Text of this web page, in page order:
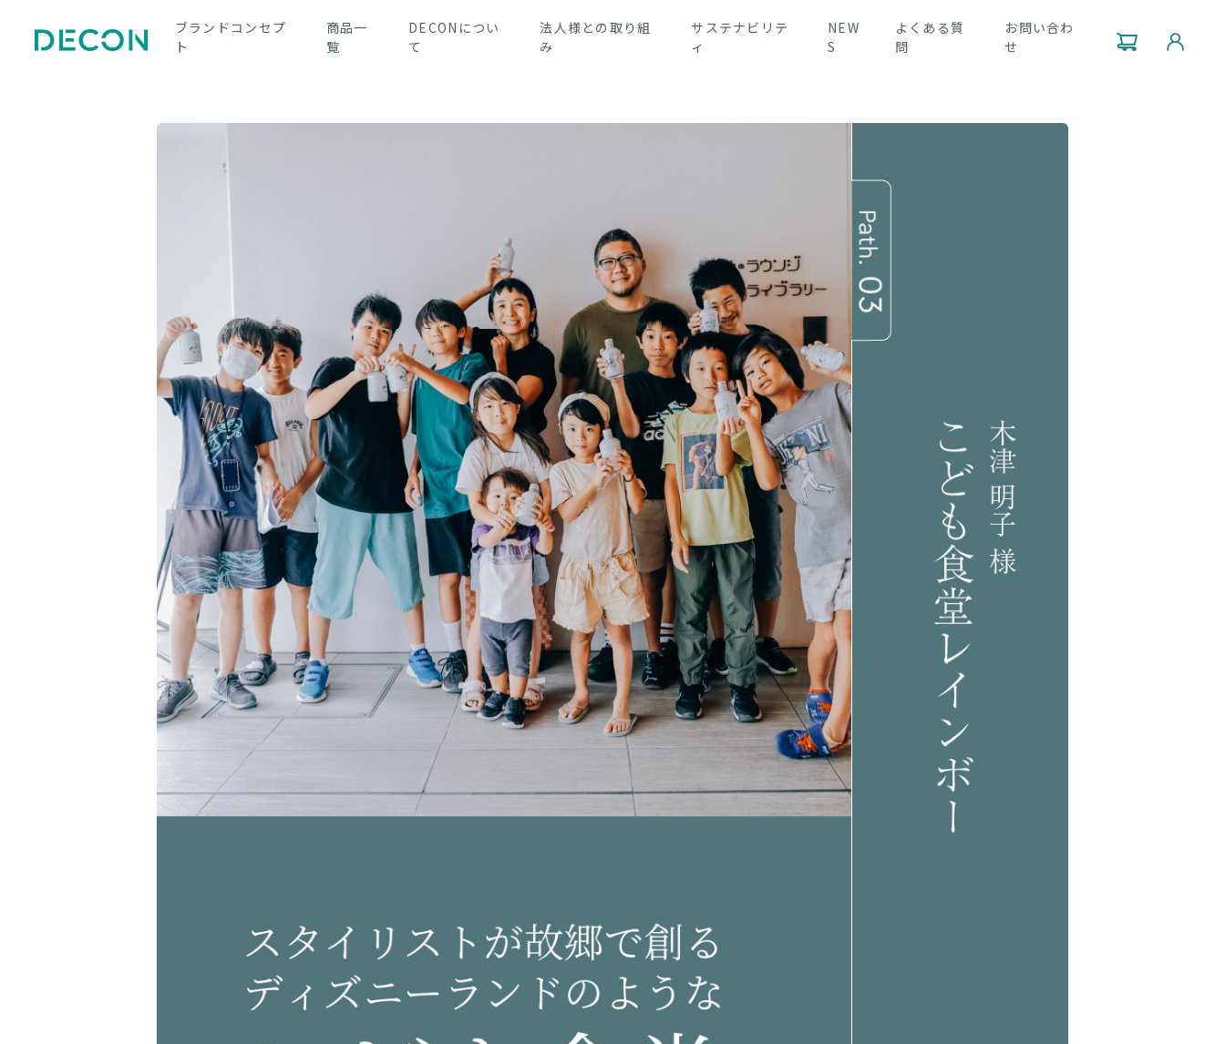
ブランドコンセプ
ト
商品一
覧
DECONについ
て
法人様との取り組
み
サステナビリテ
ィ
NEW
S
よくある質
問
お問い合わ
せ